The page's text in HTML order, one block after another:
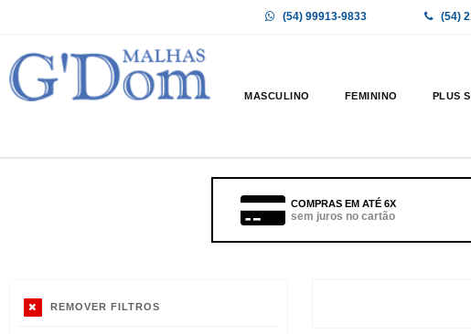
(54) 99913-9833 (54)
MASCULINO FEMININO PLUS
COMPRAS EM ATÉ 6X
sem juros no cartão
REMOVER FILTROS